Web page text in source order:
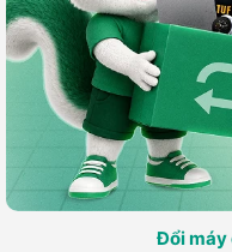
Đổi máy